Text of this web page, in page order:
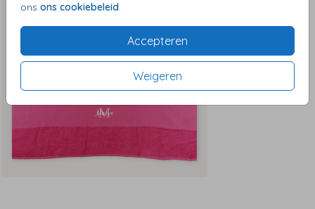
ons ons cookiebeleid.
Accepteren
Weigeren